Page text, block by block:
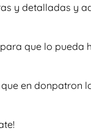
y detalladas y
que lo pueda
en donpatron